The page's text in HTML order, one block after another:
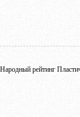
Народный рейтинг